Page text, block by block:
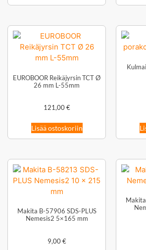
EUROBOOR Reikäjyrsin TCT Ø
26 mm L-55mm
121,00€
Lisää ostoskoriin
Makita B-57906 SDS-PLUS
Nemesis2 5×165 mm
9,00€